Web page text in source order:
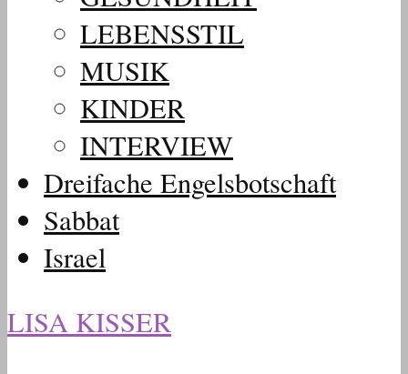
LEBENSSTIL
MUSIK
KINDER
INTERVIEW
Dreifache Engelsbotschaft
Sabbat
Israel
LISA KISSER